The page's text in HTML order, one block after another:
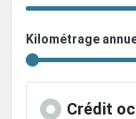
Kilométrage
Crédit